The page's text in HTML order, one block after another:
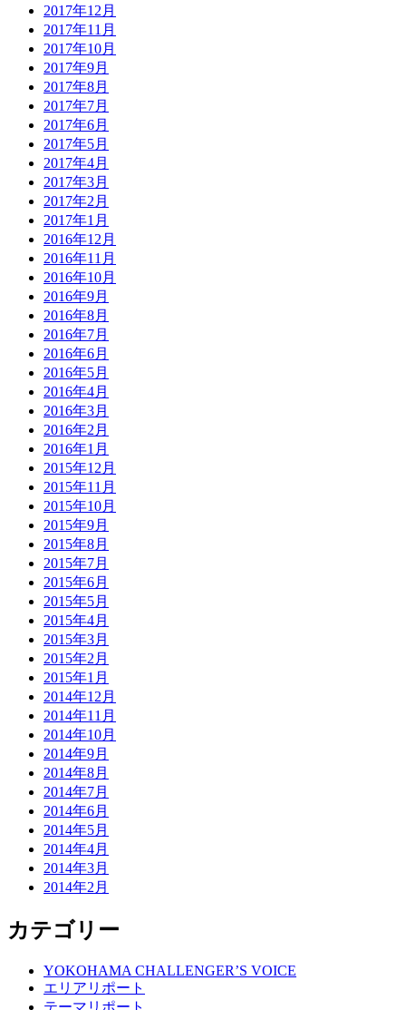
2017年12月
2017年11月
2017年10月
2017年9月
2017年8月
2017年7月
2017年6月
2017年5月
2017年4月
2017年3月
2017年2月
2017年1月
2016年12月
2016年11月
2016年10月
2016年9月
2016年8月
2016年7月
2016年6月
2016年5月
2016年4月
2016年3月
2016年2月
2016年1月
2015年12月
2015年11月
2015年10月
2015年9月
2015年8月
2015年7月
2015年6月
2015年5月
2015年4月
2015年3月
2015年2月
2015年1月
2014年12月
2014年11月
2014年10月
2014年9月
2014年8月
2014年7月
2014年6月
2014年5月
2014年4月
2014年3月
2014年2月
カテゴリー
YOKOHAMA CHALLENGER’S VOICE
エリアリポート
テーマリポート